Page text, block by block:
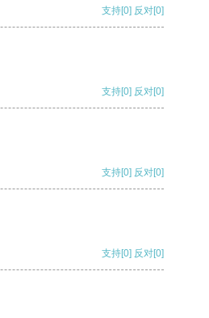
支持[0] 反对[0]
支持[0] 反对[0]
支持[0] 反对[0]
支持[0] 反对[0]